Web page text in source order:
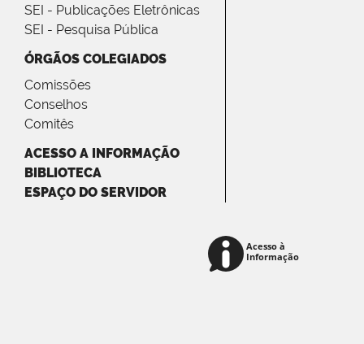
SEI - Publicações Eletrônicas
SEI - Pesquisa Pública
ÓRGÃOS COLEGIADOS
Comissões
Conselhos
Comitês
ACESSO A INFORMAÇÃO
BIBLIOTECA
ESPAÇO DO SERVIDOR